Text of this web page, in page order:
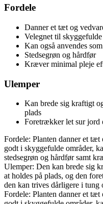
Fordele
Danner et tæt og
Velegnet til
Kan også anvendes
Stedsegrøn og hårdfør
Kræver minimal pleje
Ulemper
Kan brede sig kraftigt
plads
Foretrækker let sur jord
Fordele: Planten danner et
godt i skyggefulde områder,
stedsegrøn og hårdfør samt
Ulemper: Den kan brede sig
at holdes på plads, og den
den kan trives dårligere i tung
Fordele: Planten danner et